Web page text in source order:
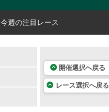
今週の注目レース
開催選択へ戻る
レース選択へ戻る